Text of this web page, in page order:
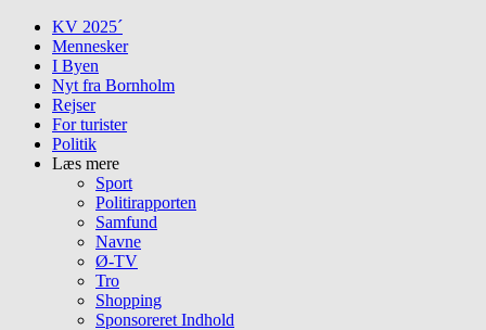
Skip
content
KV 2025´
Mennesker
I Byen
Nyt fra Bornholm
Rejser
For turister
Politik
Læs mere
Sport
Politirapporten
Samfund
Navne
Ø-TV
Tro
Shopping
Sponsoreret Indhold